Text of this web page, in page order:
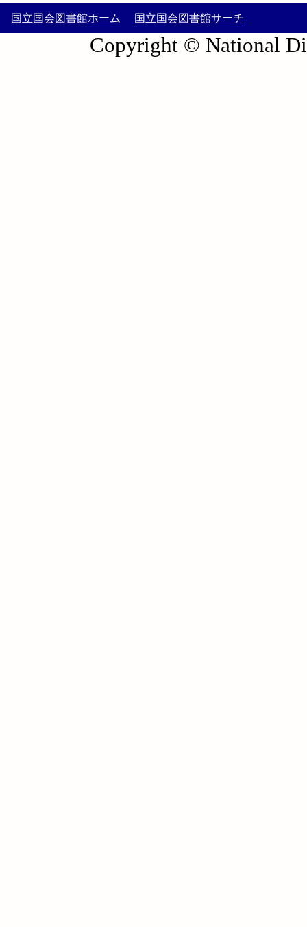
国立国会図書館ホーム 国立国会図書館サーチ
Copyright © National